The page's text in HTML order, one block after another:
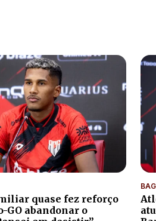
quase fez reforço
GO abandonar o